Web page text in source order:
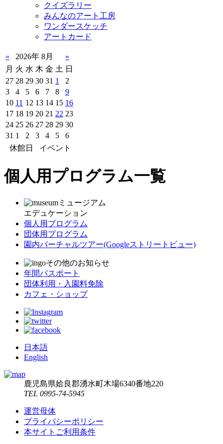
クイズラリー
みんなのアート工房
ワンダースケッチ
アートカード
« 2026年 8月
»
月 火 水 木 金 土 日
27 28 29 30 31 1
2
3
4 5 6 7 8
9
10 11 12 13 14 15 16
17 18 19 20 21 22 23
24 25 26 27 28 29 30
31 1 2 3 4 5
6
休館日
イベント
個人用プログラム一覧
ミュージアム
エデュケーション
個人用プログラム
団体用プログラム
園内バーチャルツアー(Googleストリートビュー)
その他のお知らせ
年間パスポート
団体利用・入園料免除
カフェ・ショップ
日本語
English
鹿児島県姶良郡湧水町木場6340番地220
TEL 0995-74-5945
運営母体
プライバシーポリシー
本サイトご利用条件